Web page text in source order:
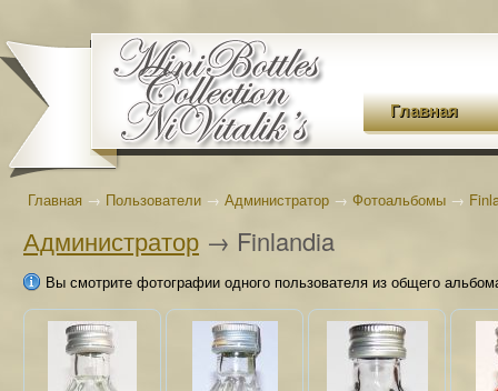
Главная
Главная → Пользователи → Администратор → Фотоальбомы →
Администратор → Finlandia
Вы смотрите фотографии одного пользователя из общего